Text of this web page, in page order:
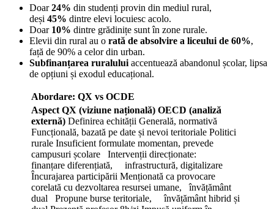
Doar24% din studenți provin din mediul rural,
deși 45% dintre elevi locuiesc acolo.
Doar 10% dintre grădinițe sunt în zone rurale.
Elevii din rural au o rată de absolvire a liceului de 60%,
față de 90% a celor din urban.
Subfinanțarea ruralului accentuează abandonul școlar, lipsa
de opțiuni și exodul educațional.
Abordare: QX vs OCDE
Aspect QX (viziune națională) OECD (analiză
externă) Definirea echității Generală, normativă
Funcțională, bazată pe date și nevoi teritoriale Politici
rurale Insuficient formulate momentan, prevede
campusuri școlare Intervenții direcționate:
finanțare diferențiată, infrastructură, digitalizare
Încurajarea participării Menționată ca provocare
corelată cu dezvoltarea resursei umane, învățământ
dual Propune burse teritoriale, învățământ hibrid și